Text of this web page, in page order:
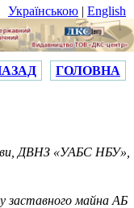
Українською | English
ГОЛОВНА
ДВНЗ«УАБС НБУ»
заставного майна АБ